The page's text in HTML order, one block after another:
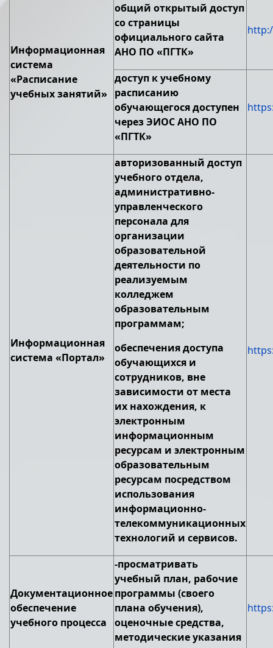
Информационная
система
«Расписание
учебных занятий»
общий открытый доступ
со страницы
официального сайта
АНО ПО «ПГТК»
доступ к учебному
расписанию
обучающегося доступен
через ЭИОС АНО ПО
«ПГТК»
Информационная
система «Портал»
авторизованный доступ
учебного отдела,
административно-
управленческого
персонала для
организации
образовательной
деятельности по
реализуемым
колледжем
образовательным
программам;
обеспечения доступа
обучающихся и
сотрудников, вне
зависимости от места
их нахождения, к
электронным
информационным
ресурсам и электронным
образовательным
ресурсам посредством
использования
информационно-
телекоммуникационных
технологий и сервисов.
Документационное
обеспечение
учебного процесса
-просматривать
учебный план, рабочие
программы (своего
плана обучения),
оценочные средства,
методические указания